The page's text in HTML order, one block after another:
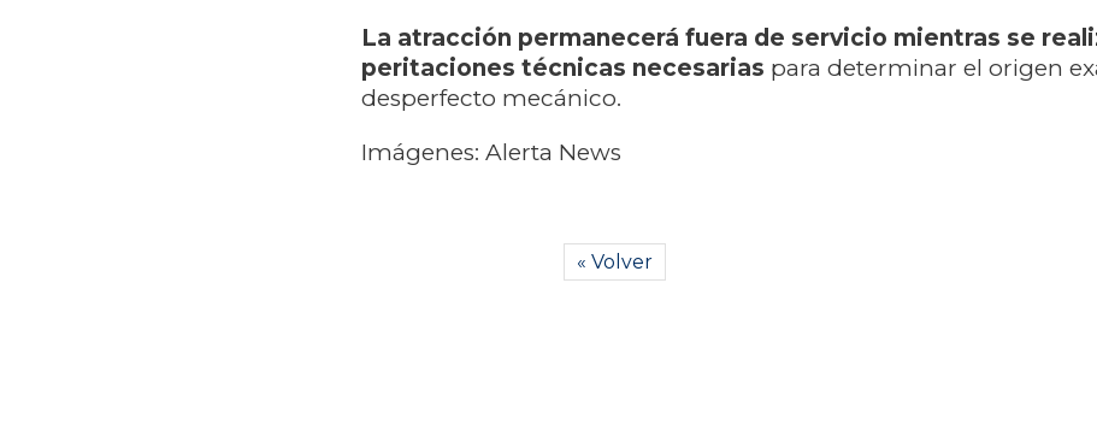
La atracción permanecerá fuera de servicio mientras se
peritaciones técnicas necesarias para determinar el origen
desperfecto mecánico.
Imágenes: Alerta News
« Volver